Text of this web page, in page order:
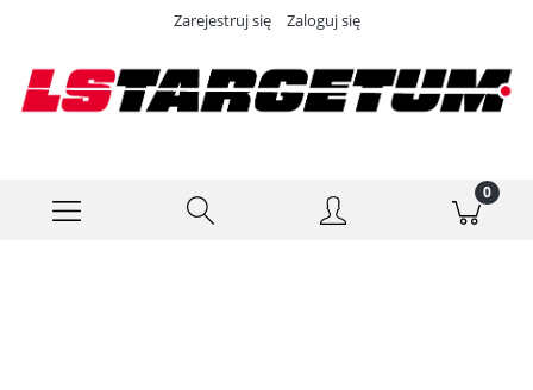
Zarejestruj się Zaloguj się